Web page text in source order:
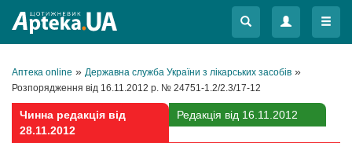
Меню
Меню
Аптека online » Державна служба України з лікарських засобів »
Розпорядження від 16.11.2012 р. № 24751-1.2/2.3/17-12
Чинна редакція від
28.11.2012
Редакція від 16.11.2012